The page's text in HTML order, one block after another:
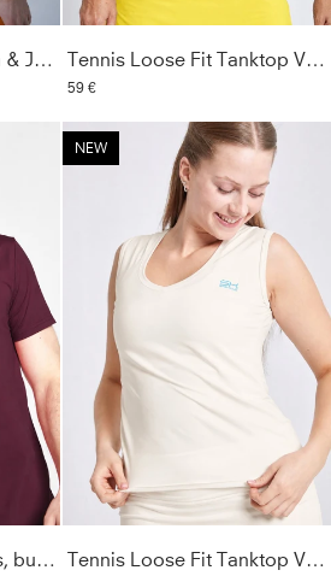
Tennis Poloshirt Herren & Jungen, cognac Tennis Loose Fit Tanktop V-Neck, gelb
59 €
Tennis T-Shirt Rundhals, burgunder rot
NEW
Tennis Loose Fit Tanktop V-Neck, off white